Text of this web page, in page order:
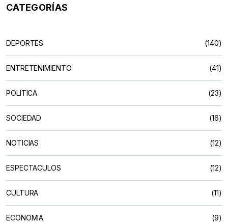
CATEGORÍAS
DEPORTES (140)
ENTRETENIMIENTO (41)
POLÍTICA (23)
SOCIEDAD (16)
NOTICIAS (12)
ESPECTACULOS (12)
CULTURA (11)
ECONOMIA (9)